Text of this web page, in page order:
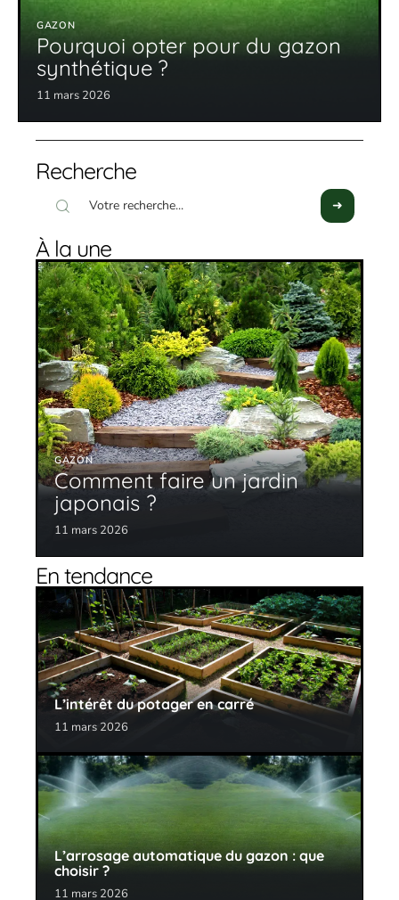
GAZON
Pourquoi opter pour du gazon
synthétique ?
11 mars 2026
Recherche
À la une
GAZON
Comment faire un jardin
japonais ?
11 mars 2026
En tendance
L’intérêt du potager en carré
11 mars 2026
L’arrosage automatique du gazon : que
choisir ?
11 mars 2026